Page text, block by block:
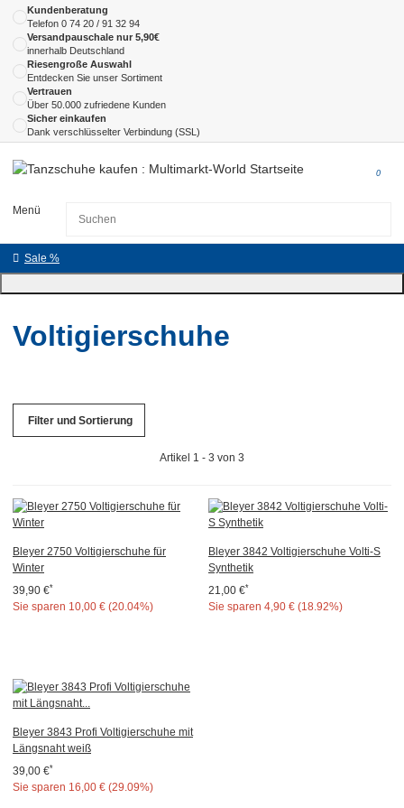
Kundenberatung
Telefon 0 74 20 / 91 32 94
Versandpauschale nur 5,90€
innerhalb Deutschland
Riesengroße Auswahl
Entdecken Sie unser Sortiment
Vertrauen
Über 50.000 zufriedene Kunden
Sicher einkaufen
Dank verschlüsselter Verbindung (SSL)
Menü
0
Sale %
Voltigierschuhe
Filter und Sortierung
Artikel 1 - 3 von 3
Bleyer 2750 Voltigierschuhe für
Winter
39,90 €*
Sie sparen 10,00 € (20.04%)
Bleyer 3842 Voltigierschuhe Volti-S
Synthetik
21,00 €*
Sie sparen 4,90 € (18.92%)
Bleyer 3843 Profi Voltigierschuhe mit
Längsnaht weiß
39,00 €*
Sie sparen 16,00 € (29.09%)